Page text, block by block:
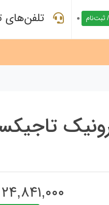
ثبت‌نام
۲۴,۸۴۱,۰۰۰